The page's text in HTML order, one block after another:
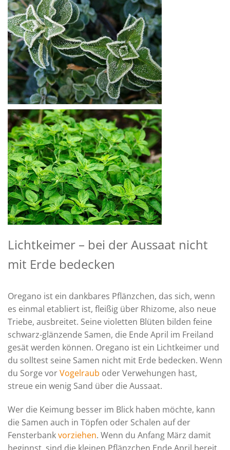
Lichtkeimer – bei der Aussaat nicht
mit Erde bedecken
Oregano ist ein dankbares Pflänzchen, das sich, wenn
es einmal etabliert ist, fleißig über Rhizome, also neue
Triebe, ausbreitet. Seine violetten Blüten bilden feine
schwarz-glänzende Samen, die Ende April im Freiland
gesät werden können. Oregano ist ein Lichtkeimer und
du solltest seine Samen nicht mit Erde bedecken. Wenn
du Sorge vorVogelraub oder Verwehungen hast,
streue ein wenig Sand über die Aussaat.
Wer die Keimung besser im Blick haben möchte, kann
die Samen auch in Töpfen oder Schalen auf der
Fensterbankvorziehen. Wenn du Anfang März damit